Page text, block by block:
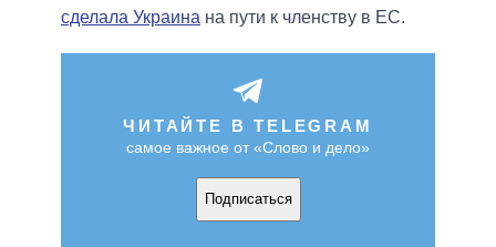
сделала Украина на пути к членству в ЕС.
ЧИТАЙТЕ В TELEGRAM
самое важное от «Слово и дело»
Подписаться